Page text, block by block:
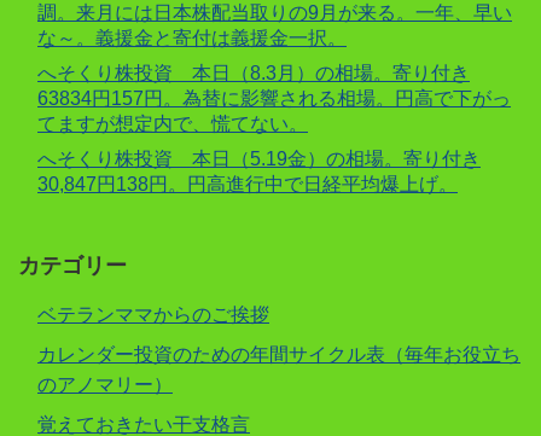
調。来月には日本株配当取りの9月が来る。一年、早い
な～。義援金と寄付は義援金一択。
へそくり株投資 本日（8.3月）の相場。寄り付き
63834円157円。為替に影響される相場。円高で下がっ
てますが想定内で、慌てない。
へそくり株投資 本日（5.19金）の相場。寄り付き
30,847円138円。円高進行中で日経平均爆上げ。
カテゴリー
ベテランママからのご挨拶
カレンダー投資のための年間サイクル表（毎年お役立ち
のアノマリー）
覚えておきたい干支格言